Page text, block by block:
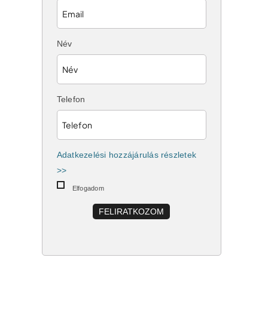
Név
Telefon
Adatkezelési hozzájárulás részletek
>>
Elfogadom
FELIRATKOZOM